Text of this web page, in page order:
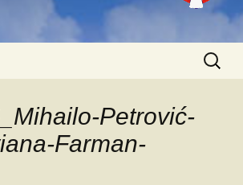
Petrović-
Farman-